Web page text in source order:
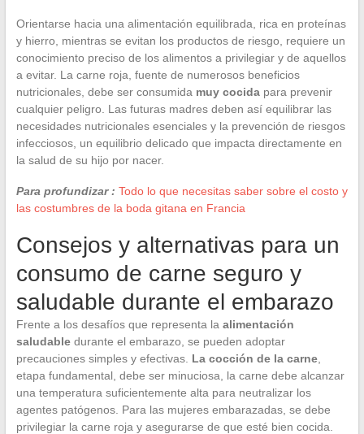
Orientarse hacia una alimentación equilibrada, rica en proteínas
y hierro, mientras se evitan los productos de riesgo, requiere un
conocimiento preciso de los alimentos a privilegiar y de aquellos
a evitar. La carne roja, fuente de numerosos beneficios
nutricionales, debe ser consumida muy cocidapara prevenir
cualquier peligro. Las futuras madres deben así equilibrar las
necesidades nutricionales esenciales y la prevención de riesgos
infecciosos, un equilibrio delicado que impacta directamente en
la salud de su hijo por nacer.
Para profundizar : Todo lo que necesitas saber sobre el costo y
las costumbres de la boda gitana en Francia
Consejos y alternativas para un
consumo de carne seguro y
saludable durante el embarazo
Frente a los desafíos que representa la alimentación
saludabledurante el embarazo, se pueden adoptar
precauciones simples y efectivas. La cocción de la carne,
etapa fundamental, debe ser minuciosa, la carne debe alcanzar
una temperatura suficientemente alta para neutralizar los
agentes patógenos. Para las mujeres embarazadas, se debe
privilegiar la carne roja y asegurarse de que esté bien cocida.